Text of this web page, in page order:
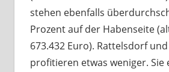
stehen ebenfalls
Prozent auf der Habenseite
673.432 Euro). Rattelsdorf
profitieren etwas weniger. Sie